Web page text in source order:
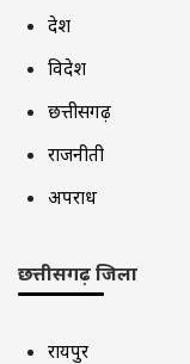
देश
विदेश
छत्तीसगढ़
राजनीती
अपराध
छत्तीसगढ़ जिला
रायपुर